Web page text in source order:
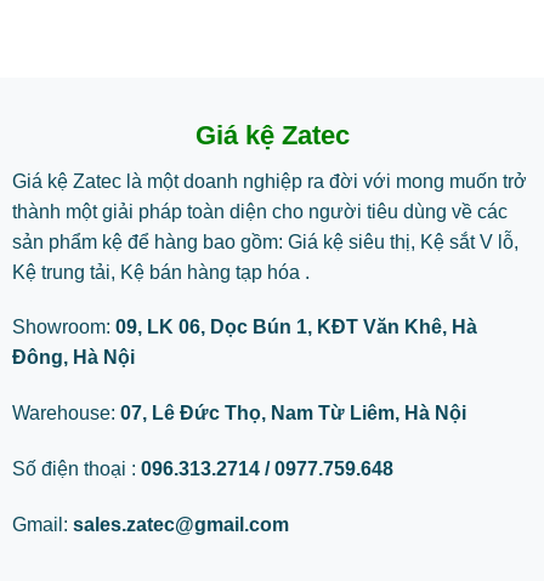
Giá kệ Zatec
Giá kệ Zatec là một doanh nghiệp ra đời với mong muốn trở
thành một giải pháp toàn diện cho người tiêu dùng về các
sản phẩm kệ để hàng bao gồm: Giá kệ siêu thị, Kệ sắt V lỗ,
Kệ trung tải, Kệ bán hàng tạp hóa .
Showroom: 09, LK 06, Dọc Bún 1, KĐT Văn Khê, Hà
Đông, Hà Nội
Warehouse: 07, Lê Đức Thọ, Nam Từ Liêm, Hà Nội
Số điện thoại : 096.313.2714 / 0977.759.648
Gmail: sales.zatec@gmail.com